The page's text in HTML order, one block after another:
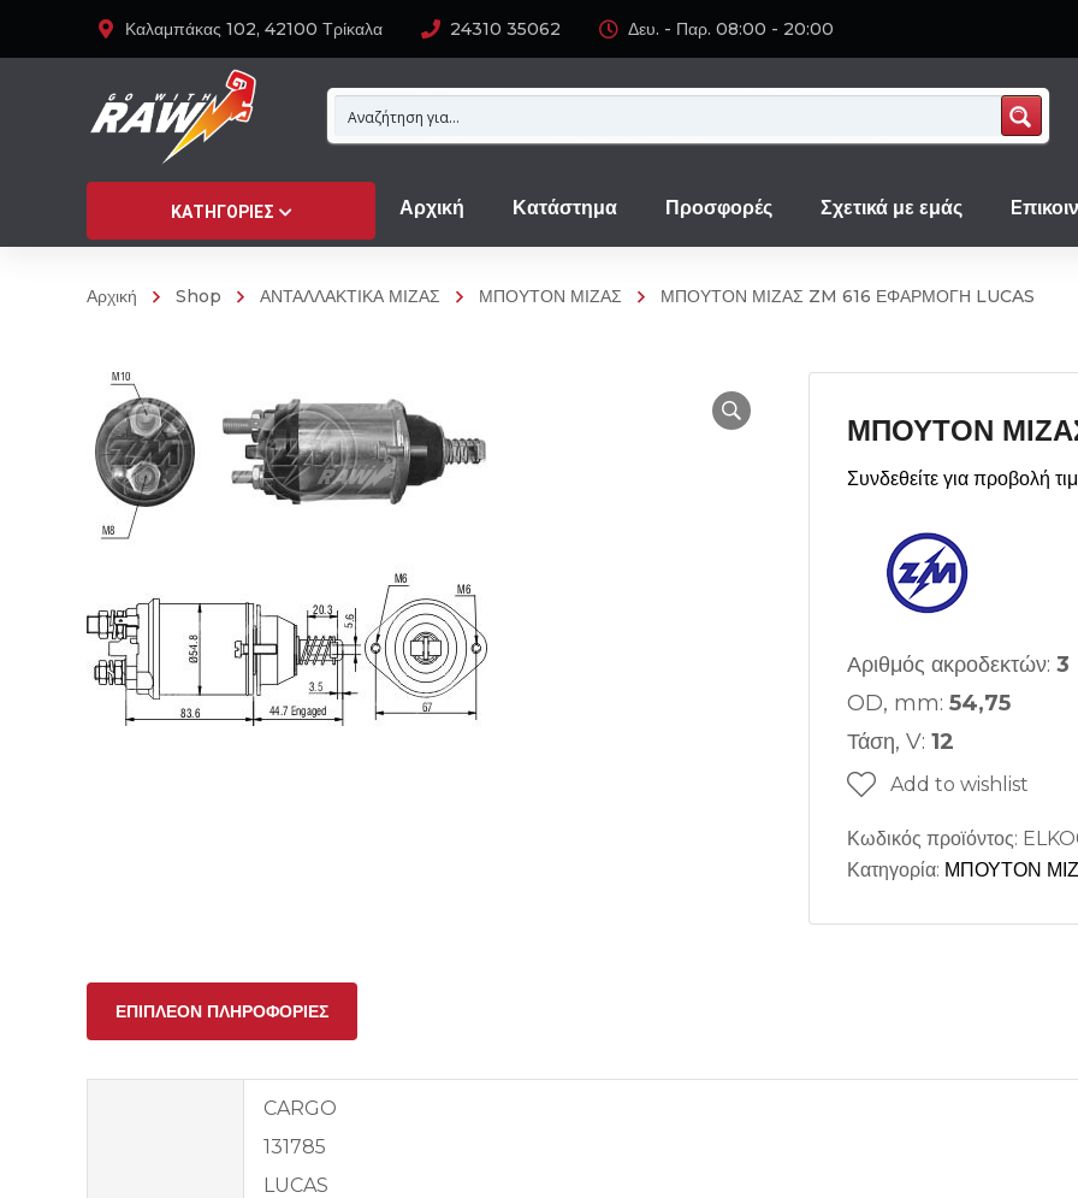
Καλαμπάκας 102, 42100 Τρίκαλα 24310 35062 Δευ. - Παρ. 08:00 - 20:00
ΚΑΤΗΓΟΡΊΕΣ Αρχική Κατάστημα Προσφορές Σχετικά με εμάς
Αρχική Shop ΑΝΤΑΛΛΑΚΤΙΚΑ ΜΙΖΑΣ ΜΠΟΥΤΟΝ ΜΙΖΑΣ ΜΠΟΥΤΟΝ ΜΙΖΑΣ ZM 616 ΕΦΑΡΜΟΓΗ LUCAS
ΜΠΟΥΤΟΝ
Συνδεθείτε για προβολή
Αριθμός ακροδεκτών: 3
OD, mm: 54,75
Τάση, V: 12
Add to wishlist
Κωδικός προϊόντος:
Κατηγορία: ΜΠΟΥΤΟΝ
ΕΠΙΠΛΈΟΝ ΠΛΗΡΟΦΟΡΊΕΣ
CARGO
131785
LUCAS